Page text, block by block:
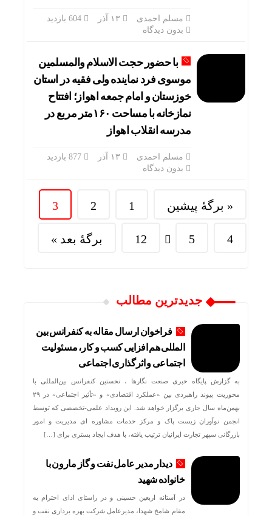
مسلم احمدی
بدون دیدگاه
با حضور حجت الاسلام والمسلمین
موسوی فرد نماینده ولی فقیه در استان
خوزستان و امام جمعه اهواز؛ افتتاح
نمازخانه با مساحت ۱۶۰متر مربع در
مدرسه انقلاب اهواز
مسلم احمدی
بدون دیدگاه
« برگه‌ٔ پیشین 1
2
3
4
5
12 برگهٔ بعد »
جدیدترین مطالب
فراخوان ارسال مقاله به کنفرانس بین
المللی هم افزایی کسب و کار، مسئولیت
اجتماعی و اثرگذاری اجتماعی
به گزارش پایگاه خبری صنعت نگارها ، نخستین کنفرانس بین‌المللی با
محوریت پیوند راهبردی بین «عملکرد اقتصادی» و «تأثیر اجتماعی» در ۲۹
بهمن‌ماه سال جاری برگزار خواهد شد. این رویداد علمی-تخصصی که توسط
انجمن نوآوران زیست پاک و مرکز خدمات مشاوره ای مدیریت و امور
بازرگانی سپهر تجارت ایرانیان ترتیب یافته، با هدف ایجاد بستری برای […]
دیدار مدیر عامل نفت و گاز مارون با
خانواده شهید
در آستانه اربعین حسینی و در راستای ادای احترام به
مقام شامخ شهدا، مدیرعامل شرکت بهره برداری نفت و